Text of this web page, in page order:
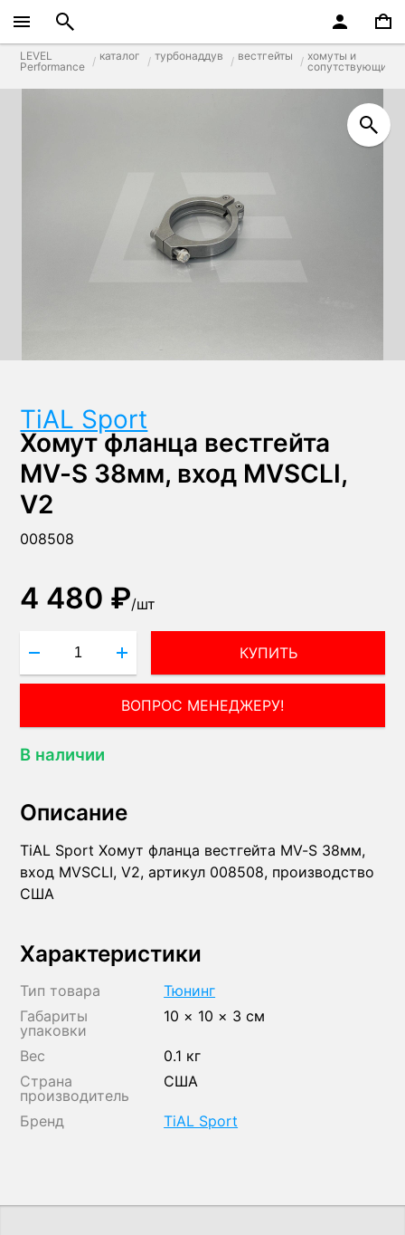
LEVEL
Performance
каталог турбонаддув вестгейты
хомуты и
сопутствующие
TiAL Sport
Хомут фланца вестгейта
MV-S 38мм, вход MVSCLI,
V2
008508
4 480 ₽/шт
КУПИТЬ
ВОПРОС МЕНЕДЖЕРУ!
В наличии
Описание
TiAL Sport Хомут фланца вестгейта MV-S 38мм,
вход MVSCLI, V2, артикул 008508, производство
США
Характеристики
Тип товара
Тюнинг
Габариты
упаковки
10 × 10 × 3 см
Вес
0.1 кг
Страна
производитель
США
Бренд TiAL Sport